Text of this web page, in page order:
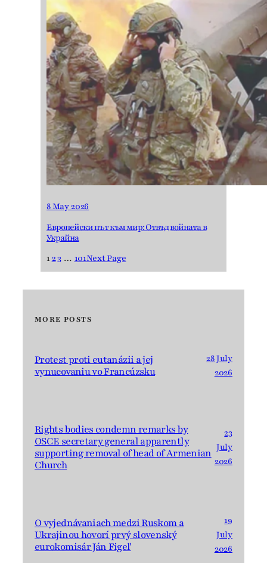
8 May 2026
Европейски път към мир: Отвъд войната в
Украйна
123 … 101Next Page
MORE POSTS
Protest proti eutanázii a jej
vynucovaniu vo Francúzsku
28 July
2026
Rights bodies condemn remarks by
OSCE secretary general apparently
supporting removal of head of Armenian
Church
23
July
2026
O vyjednávaniach medzi Ruskom a
Ukrajinou hovorí prvý slovenský
eurokomisár Ján Figeľ
19
July
2026